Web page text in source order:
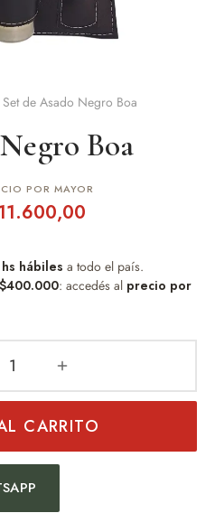
Set de Asado Negro Boa
Boa
POR MAYOR
hábiles a todo el país.
$400.000: accedés al precio por
CARRITO